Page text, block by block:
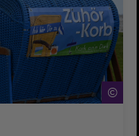
©
©